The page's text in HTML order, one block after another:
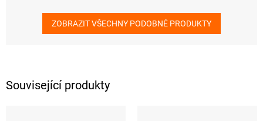
Související produkty
ZOBRAZIT VŠECHNY PODOBNÉ PRODUKTY